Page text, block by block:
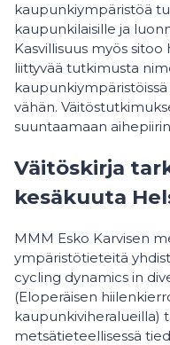
kaupunkiympäristöä
kaupunkilaisille ja
Kasvillisuus myös
liittyvää tutkimusta
vähän.
suuntaamaan
Väitöskirja
kesäkuuta
MMM Esko Karvisen
ympäristötieteitä
cycling dynamics in
(Eloperäisen
kaupunkiviheralueilla)
metsätieteellisessä